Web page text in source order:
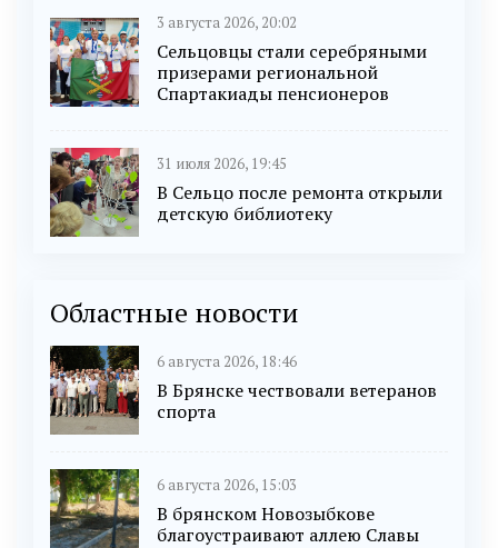
3 августа 2026, 20:02
Сельцовцы стали серебряными
призерами региональной
Спартакиады пенсионеров
31 июля 2026, 19:45
В Сельцо после ремонта открыли
детскую библиотеку
Областные новости
6 августа 2026, 18:46
В Брянске чествовали ветеранов
спорта
6 августа 2026, 15:03
В брянском Новозыбкове
благоустраивают аллею Славы